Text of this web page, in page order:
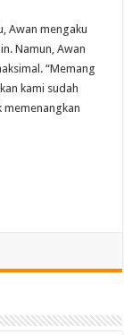
Awan mengaku
Namun, Awan
“Memang
kami sudah